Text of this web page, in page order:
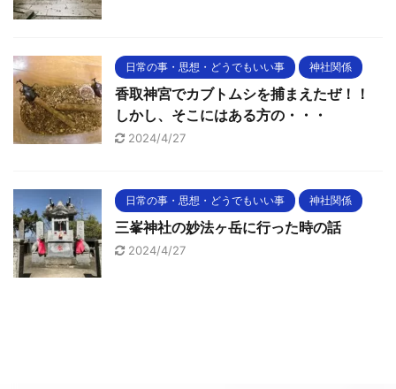
日常の事・思想・どうでもいい事 神社関係
香取神宮でカブトムシを捕まえたぜ！！
しかし、そこにはある方の・・・
2024/4/27
日常の事・思想・どうでもいい事 神社関係
三峯神社の妙法ヶ岳に行った時の話
2024/4/27